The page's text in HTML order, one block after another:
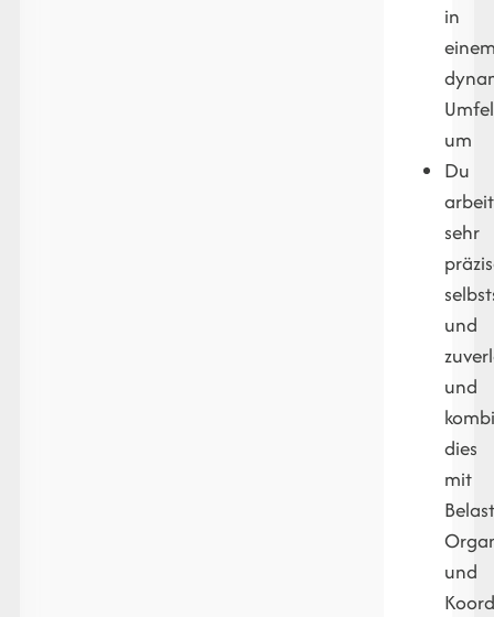
in
um
Du
sehr
und
und
dies
mit
und